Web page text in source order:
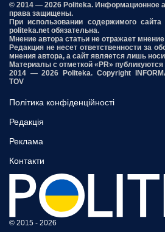
© 2014 — 2026 Politeka. Информационное
права защищены.
При использовании содержимого
politeka.net обязательна.
Мнение автора статьи не отражает
Редакция не несет ответственности за
мнения автора, а сайт является лишь
Материалы с отметкой «PR»
2014 — 2026 Politeka. Copyright
TOV
Політика конфіденційності
Редакція
Реклама
Контакти
© 2015 - 2026